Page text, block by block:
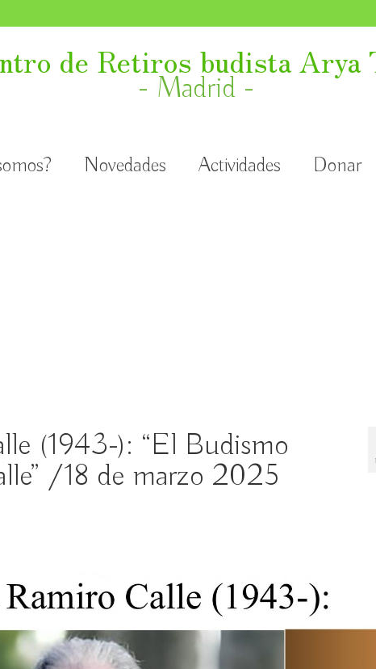
de Retiros budista Arya
- Madrid -
Novedades Actividades Donar
(1943-): “El Budismo
/18 de marzo 2025